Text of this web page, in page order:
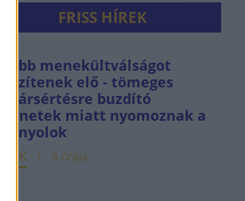
FRISS HÍREK
Újabb menekültválságot
készítenek elő - tömeges
határsértésre buzdító
üzenetek miatt nyomoznak a
spanyolok
HÍREK 4 órája